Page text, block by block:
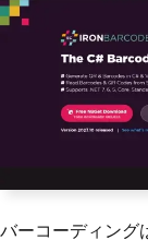
バーコーディング